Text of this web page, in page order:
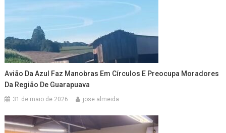
Avião Da Azul Faz Manobras Em Círculos E Preocupa Moradores
Da Região De Guarapuava
31 de maio de 2026 jose almeida